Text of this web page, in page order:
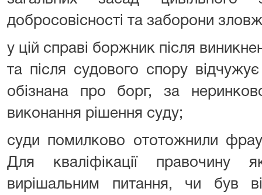
добросовісності та заборони
у цій справі боржник після
та після судового спору
обізнана про борг, за
виконання рішення суду;
суди помилково ототожнили
Для кваліфікації
вирішальним питання, чи був